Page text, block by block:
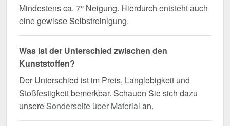
Mindestens ca. 7° Neigung. Hierdurch entsteht auch
eine gewisse Selbstreinigung.
Was ist der Unterschied zwischen den
Kunststoffen?
Der Unterschied ist im Preis, Langlebigkeit und
Stoßfestigkeit bemerkbar. Schauen Sie sich dazu
unsere Sonderseite über Material an.